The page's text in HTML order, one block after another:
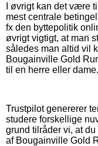
I øvrigt kan det være
mest centrale
fx den byttepolitik
øvrigt vigtigt, at man
således man altid vil
Bougainville Gold
til en herre eller dame.
Trustpilot genererer
studere forskellige
grund tilråder vi, at
af Bougainville Gold